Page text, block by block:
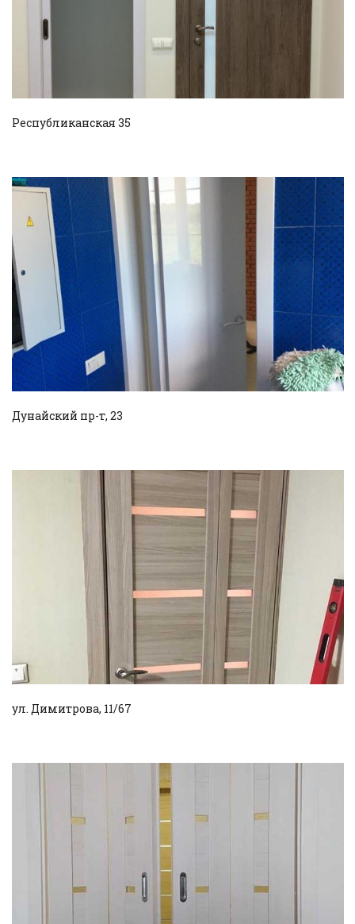
Республиканская 35
Смотреть проект
Дунайский пр-т, 23
Смотреть проект
ул. Димитрова, 11/67
Смотреть проект